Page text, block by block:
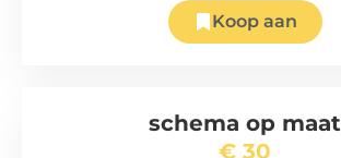
Koop aan
schema op maat
€ 30